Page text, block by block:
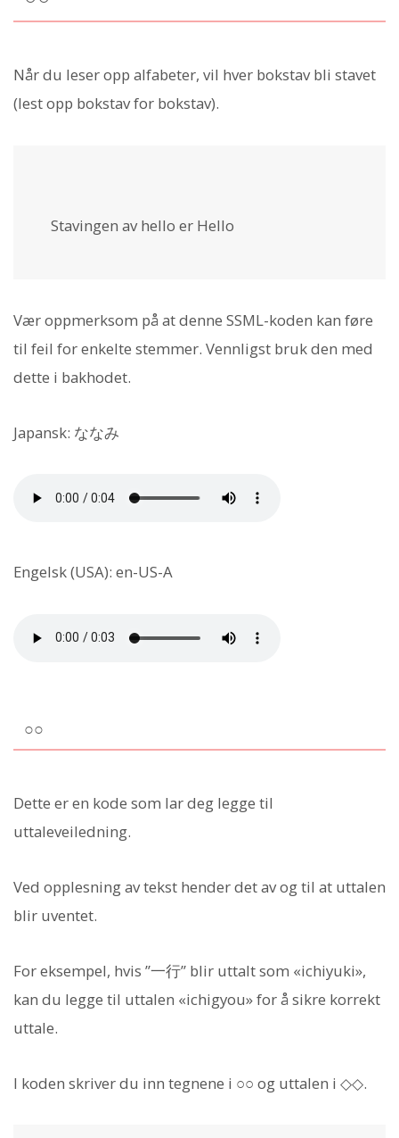
Når du leser opp alfabeter, vil hver bokstav bli stavet
(lest opp bokstav for bokstav).
Stavingen av hello er Hello
Vær oppmerksom på at denne SSML-koden kan føre
til feil for enkelte stemmer. Vennligst bruk den med
dette i bakhodet.
Japansk: ななみ
Engelsk (USA): en-US-A
○○
Dette er en kode som lar deg legge til
uttaleveiledning.
Ved opplesning av tekst hender det av og til at uttalen
blir uventet.
For eksempel, hvis ”一行” blir uttalt som «ichiyuki»,
kan du legge til uttalen «ichigyou» for å sikre korrekt
uttale.
I koden skriver du inn tegnene i ○○ og uttalen i ◇◇.